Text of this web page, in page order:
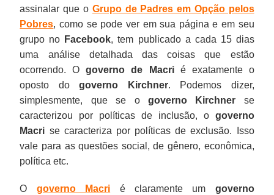
assinalar que o Grupo de Padres em Opção pelos
Pobres, como se pode ver em sua página e em seu
grupo no Facebook, tem publicado a cada 15 dias
uma análise detalhada das coisas que estão
ocorrendo. Ogoverno de Macrié exatamente o
oposto dogoverno Kirchner. Podemos dizer,
simplesmente, que se o governo Kirchner se
caracterizou por políticas de inclusão, o governo
Macri se caracteriza por políticas de exclusão. Isso
vale para as questões social, de gênero, econômica,
política etc.
O governo Macri é claramente um governo